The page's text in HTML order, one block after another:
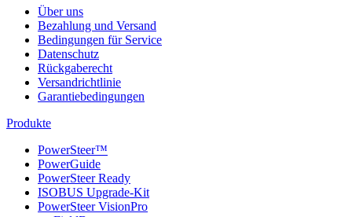
Über uns
Bezahlung und Versand
Bedingungen für Service
Datenschutz
Rückgaberecht
Versandrichtlinie
Garantiebedingungen
Produkte
PowerSteer™
PowerGuide
PowerSteer Ready
ISOBUS Upgrade-Kit
PowerSteer VisionPro